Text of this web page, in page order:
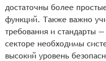
достаточны более
функций. Также важно
требования и стандарты
секторе необходимы
высокий уровень